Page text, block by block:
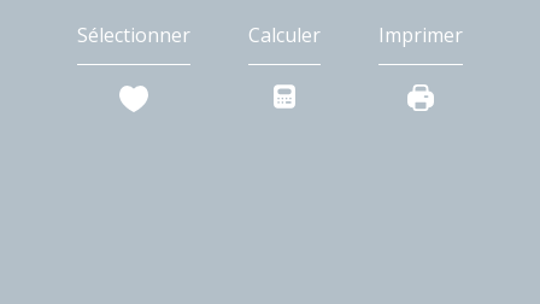
Sélectionner Calculer Imprimer